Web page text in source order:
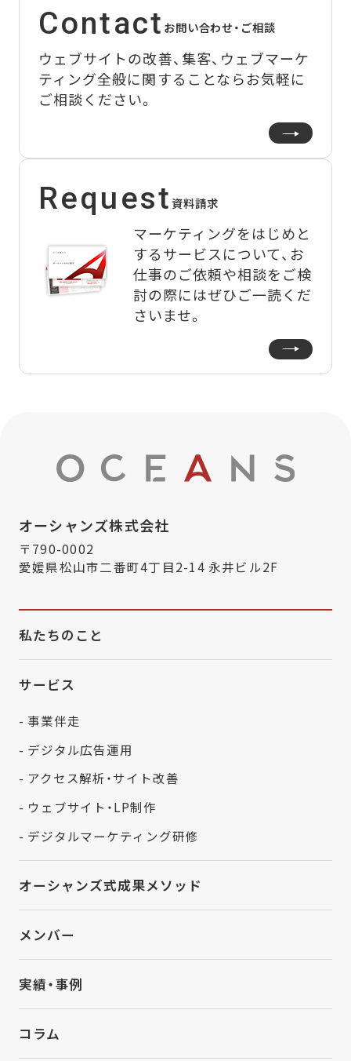
Contact お問い合わせ・ご相談
ウェブサイトの改善、集客、ウェブマーケ
ティング全般に関することならお気軽に
ご相談ください。
Request資料請求
マーケティングをはじめと
するサービスについて、 お
仕事のご依頼や相談をご検
討の際にはぜひご一読くだ
さいませ。
オーシャンズ株式会社
〒790-0002
愛媛県松山市二番町4丁目2-14 永井ビル2F
私たちのこと
サービス
- 事業伴走
- デジタル広告運用
- アクセス解析・サイト改善
- ウェブサイト・LP制作
- デジタルマーケティング研修
オーシャンズ式成果メソッド
メンバー
実績・事例
コラム